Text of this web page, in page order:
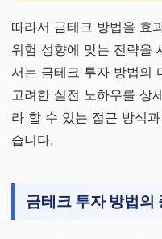
따라서 금테크 방법을 효
위험 성향에 맞는 전략을
서는 금테크 투자 방법의
고려한 실전 노하우를 상
라 할 수 있는 접근 방식
습니다.
금테크 투자 방법의